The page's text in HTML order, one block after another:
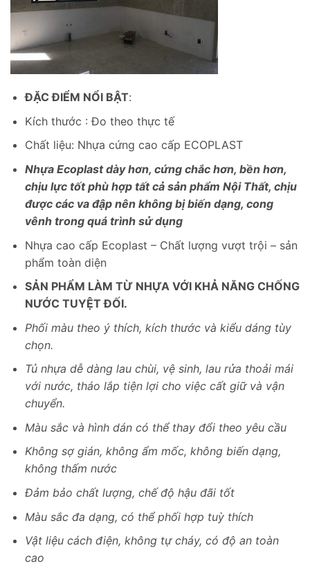
ĐẶC ĐIỂM NỔI BẬT:
Kích thước : Đo theo thực tế
Chất liệu: Nhựa cứng cao cấp ECOPLAST
Nhựa Ecoplast dày hơn, cứng chắc hơn, bền hơn,
chịu lực tốt phù hợp tất cả sản phẩm Nội Thất, chịu
được các va đập nên không bị biến dạng, cong
vênh trong quá trình sử dụng
Nhựa cao cấp Ecoplast – Chất lượng vượt trội – sản
phẩm toàn diện
SẢN PHẨM LÀM TỪ NHỰA VỚI KHẢ NĂNG CHỐNG
NƯỚC TUYỆT ĐỐI.
Phối màu theo ý thích, kích thước và kiểu dáng tùy
chọn.
Tủ nhựa dễ dàng lau chùi, vệ sinh, lau rửa thoải mái
với nước, tháo lắp tiện lợi cho việc cất giữ và vận
chuyển.
Màu sắc và hình dán có thể thay đổi theo yêu cầu
Không sợ gián, không ẩm mốc, không biến dạng,
không thấm nước
Đảm bảo chất lượng, chế độ hậu đãi tốt
Màu sắc đa dạng, có thể phối hợp tuỳ thích
Vật liệu cách điện, không tự cháy, có độ an toàn
cao